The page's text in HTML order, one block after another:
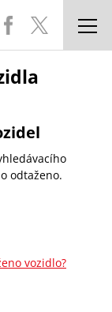
odtaženo.
vozidlo?